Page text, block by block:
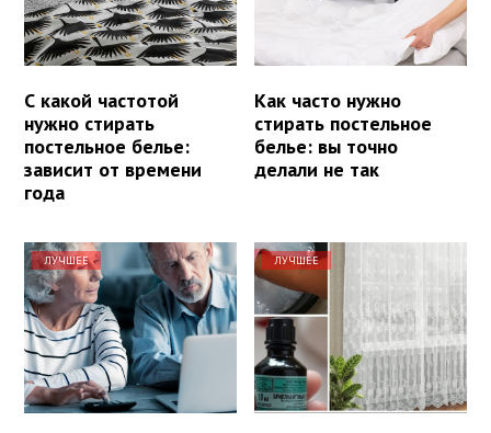
С какой частотой
нужно стирать
постельное белье:
зависит от времени
года
Как часто нужно
стирать постельное
белье: вы точно
делали не так
ЛУЧШЕЕ ЛУЧШЕЕ